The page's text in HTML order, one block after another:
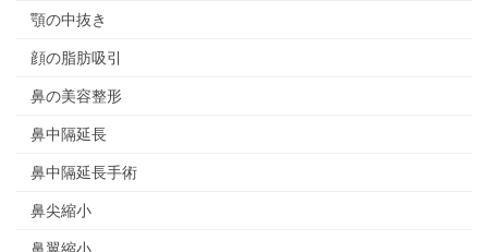
顎の中抜き
顔の脂肪吸引
鼻の美容整形
鼻中隔延長
鼻中隔延長手術
鼻尖縮小
鼻翼縮小